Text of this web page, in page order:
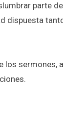
parte
dispuesta
sermones,